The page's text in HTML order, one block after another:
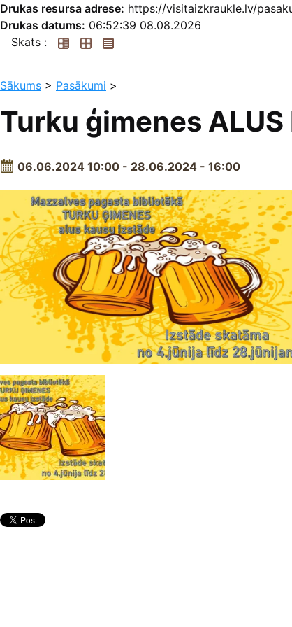
Drukas resursa adrese: https://visitaizkraukle.lv/
Drukas datums: 06:52:39 08.08.2026
Skats :
Sākums > Pasākumi >
Turku ģimenes
06.06.2024 10:00 - 28.06.2024 - 16:00